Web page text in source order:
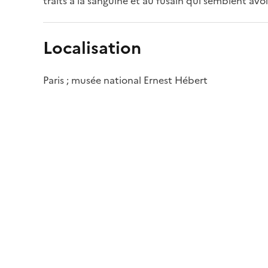
Localisation
Paris ; musée national Ernest Hébert